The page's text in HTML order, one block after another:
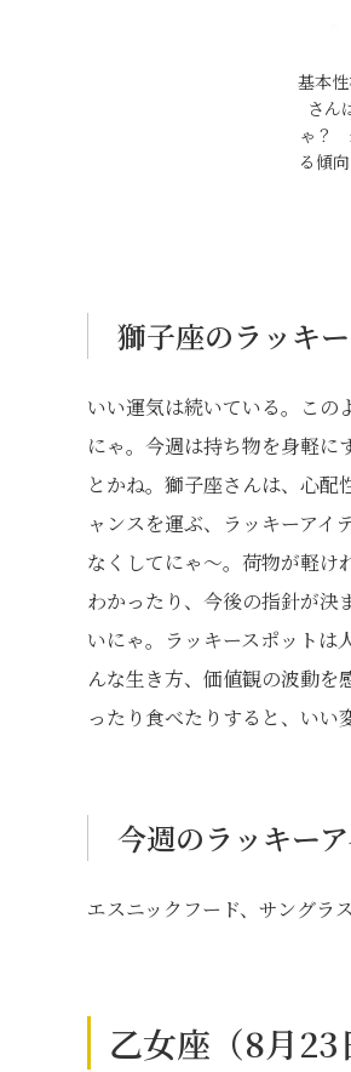
基本
さん
ゃ？
る傾
獅子座のラッキ
いい運気は続いている。この
にゃ。今週は持ち物を身軽
とかね。獅子座さんは、心
ャンスを運ぶ、ラッキーア
なくしてにゃ〜。荷物が軽け
わかったり、今後の指針が決
いにゃ。ラッキースポットは
んな生き方、価値観の波動
ったり食べたりすると、いい
今週のラッキー
エスニックフード、サングラス
乙女座（8月